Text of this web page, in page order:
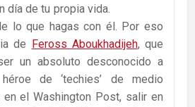
día de tu propia vida.
lo que hagas con él. Por eso
de Feross Aboukhadijeh, que
un absoluto desconocido a
de ‘techies’ de medio
en el Washington Post, salir en